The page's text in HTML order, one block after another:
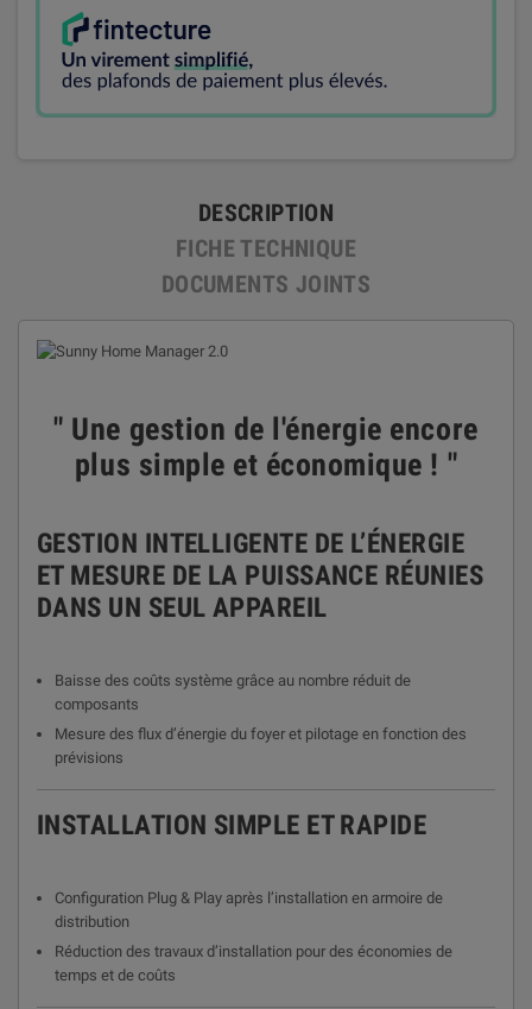
DESCRIPTION
FICHE TECHNIQUE
DOCUMENTS JOINTS
" Une gestion de l'énergie encore
plus simple et économique ! "
GESTION INTELLIGENTE DE L’ÉNERGIE
ET MESURE DE LA PUISSANCE RÉUNIES
DANS UN SEUL APPAREIL
Baisse des coûts système grâce au nombre réduit de
composants
Mesure des flux d’énergie du foyer et pilotage en fonction des
prévisions
INSTALLATION SIMPLE ET RAPIDE
Configuration Plug & Play après l’installation en armoire de
distribution
Réduction des travaux d’installation pour des économies de
temps et de coûts